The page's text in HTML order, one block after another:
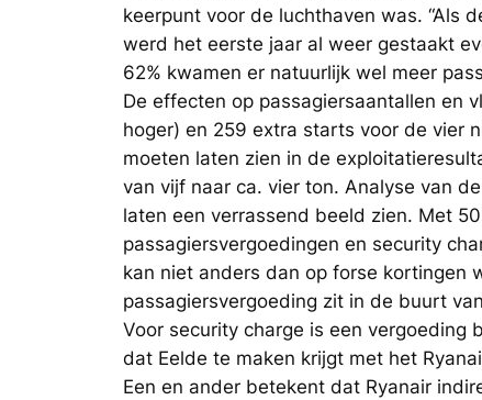
keerpunt voor de luchthaven was. “Als
werd het eerste jaar al weer gestaakt
62% kwamen er natuurlijk wel meer
De effecten op passagiersaantallen en
hoger) en 259 extra starts voor de vier
moeten laten zien in de
van vijf naar ca. vier ton. Analyse van
laten een verrassend beeld zien. Met
passagiersvergoedingen en security
kan niet anders dan op forse kortingen
passagiersvergoeding zit in de buurt
Voor security charge is een
dat Eelde te maken krijgt met het
Een en ander betekent dat Ryanair